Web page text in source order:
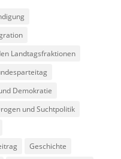
Landtagsfraktionen
Demokratie
und Suchtpolitik
Geschichte